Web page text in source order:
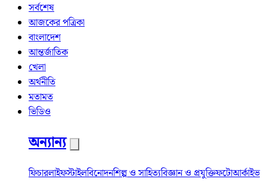
সর্বশেষ
আজকের পত্রিকা
বাংলাদেশ
আন্তর্জাতিক
খেলা
অর্থনীতি
মতামত
ভিডিও
অন্যান্য
ফিচারলাইফস্টাইলবিনোদনশিল্প ও সাহিত্যবিজ্ঞান ও প্রযুক্তিফটোআর্কাইভ